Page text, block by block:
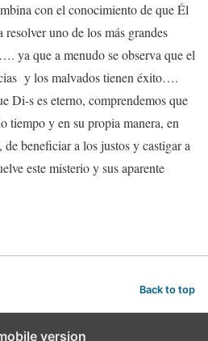
con el conocimiento de que Él
uno de los más grandes
ya que a menudo se observa que el
y los malvados tienen éxito….
Di-s es eterno, comprendemos que
tiempo y en su propia manera, en
beneficiar a los justos y castigar a
este misterio y sus aparente
Back to top
version